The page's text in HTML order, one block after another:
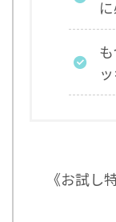
《お試し